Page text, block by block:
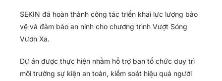
SEKIN đã hoàn thành công tác triển khai lực lượng bảo
vệ và đảm bảo an ninh cho chương trình Vượt Sóng
Vươn Xa.
Dự án được thực hiện nhằm hỗ trợ ban tổ chức duy trì
môi trường sự kiện an toàn, kiểm soát hiệu quả người